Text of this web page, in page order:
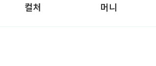
컬처 머니